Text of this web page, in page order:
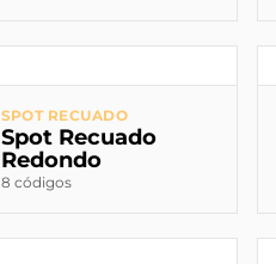
SPOT RECUADO
Spot Recuado
Redondo
8 códigos